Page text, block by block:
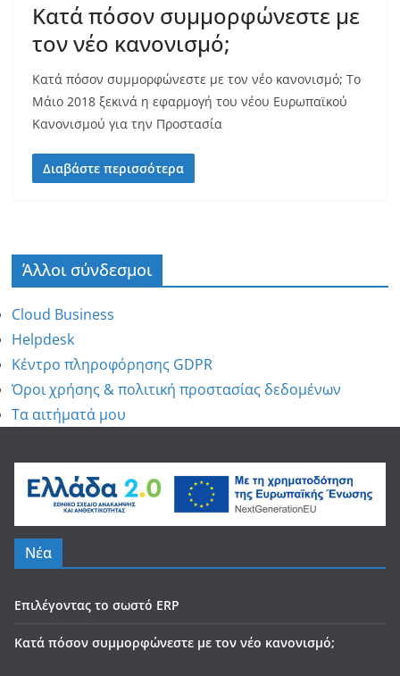
Κατά πόσον συμμορφώνεστε με
τον νέο κανονισμό;
Κατά πόσον συμμορφώνεστε με τον νέο κανονισμό; Το
Μάιο 2018 ξεκινά η εφαρμογή του νέου Ευρωπαϊκού
Κανονισμού για την Προστασία
Διαβάστε περισσότερα
Άλλοι σύνδεσμοι
Cloud Business
Helpdesk
Κέντρο πληροφόρησης GDPR
Όροι χρήσης & πολιτική προστασίας δεδομένων
Τα αιτήματά μου
Νέα
Επιλέγοντας το σωστό ERP
Κατά πόσον συμμορφώνεστε με τον νέο κανονισμό;